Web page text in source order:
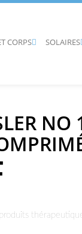

CORPS SOLAIRES
NO